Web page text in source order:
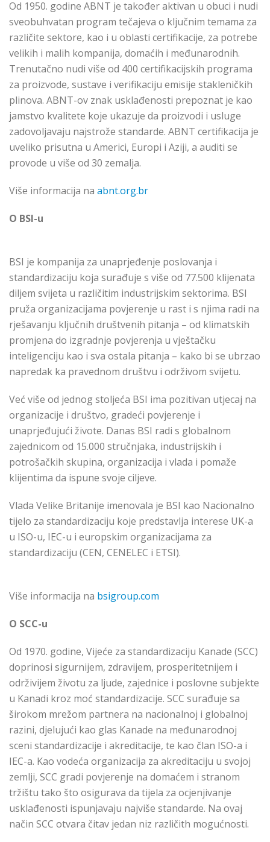
Od 1950. godine ABNT je također aktivan u obuci i nudi
sveobuhvatan program tečajeva o ključnim temama za
različite sektore, kao i u oblasti certifikacije, za potrebe
velikih i malih kompanija, domaćih i međunarodnih.
Trenutačno nudi više od 400 certifikacijskih programa
za proizvode, sustave i verifikaciju emisije stakleničkih
plinova. ABNT-ov znak usklađenosti prepoznat je kao
jamstvo kvalitete koje ukazuje da proizvodi i usluge
zadovoljavaju najstrože standarde. ABNT certifikacija je
uveliko prisutna u Americi, Europi i Aziji, a auditi se
provode u više od 30 zemalja.
Više informacija na abnt.org.br
O BSI-u
BSI je kompanija za unaprjeđenje poslovanja i
standardizaciju koja surađuje s više od 77.500 klijenata
diljem svijeta u različitim industrijskim sektorima. BSI
pruža organizacijama povjerenje u rast i s njima radi na
rješavanju ključnih društvenih pitanja – od klimatskih
promjena do izgradnje povjerenja u vještačku
inteligenciju kao i sva ostala pitanja – kako bi se ubrzao
napredak ka pravednom društvu i održivom svijetu.
Već više od jednog stoljeća BSI ima pozitivan utjecaj na
organizacije i društvo, gradeći povjerenje i
unaprjeđujući živote. Danas BSI radi s globalnom
zajednicom od 15.000 stručnjaka, industrijskih i
potrošačkih skupina, organizacija i vlada i pomaže
klijentima da ispune svoje ciljeve.
Vlada Velike Britanije imenovala je BSI kao Nacionalno
tijelo za standardizaciju koje predstavlja interese UK-a
u ISO-u, IEC-u i europskim organizacijama za
standardizaciju (CEN, CENELEC i ETSI).
Više informacija na bsigroup.com
O SCC-u
Od 1970. godine, Vijeće za standardizaciju Kanade (SCC)
doprinosi sigurnijem, zdravijem, prosperitetnijem i
održivijem životu za ljude, zajednice i poslovne subjekte
u Kanadi kroz moć standardizacije. SCC surađuje sa
širokom mrežom partnera na nacionalnoj i globalnoj
razini, djelujući kao glas Kanade na međunarodnoj
sceni standardizacije i akreditacije, te kao član ISO-a i
IEC-a. Kao vodeća organizacija za akreditaciju u svojoj
zemlji, SCC gradi povjerenje na domaćem i stranom
tržištu tako što osigurava da tijela za ocjenjivanje
usklađenosti ispunjavaju najviše standarde. Na ovaj
način SCC otvara čitav jedan niz različith mogućnosti.